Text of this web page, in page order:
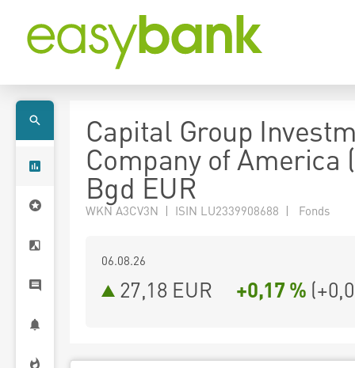
Capital Group
Company of America
Bgd EUR
WKN A3CV3N | ISIN LU2339908688 | Fonds
06.08.26
27,18 EUR +0,17 % (